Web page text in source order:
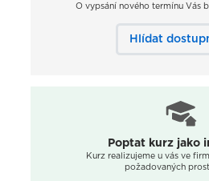
O vypsání nového termínu Vás
Hlídat
Poptat kurz jako
Kurz realizujeme u vás ve
požadovaných